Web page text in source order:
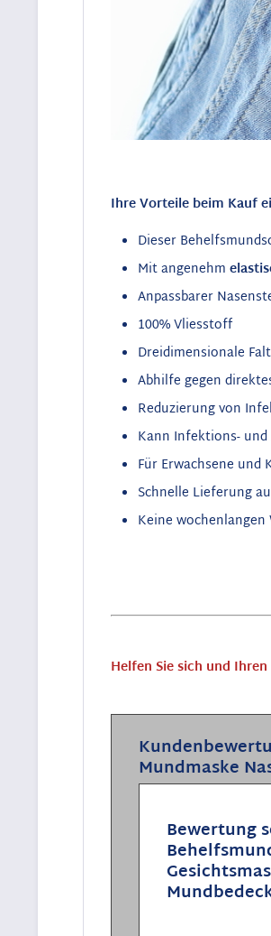
Ihre Vorteile beim Kauf
Dieser
Mit angenehm
Anpassbarer
100% Vliesstoff
Dreidimensionale
Abhilfe gegen
Reduzierung von
Kann Infektions-
Für Erwachsene und
Schnelle Lieferung
Keine
Helfen Sie sich und
Mundmaske
Bewertung